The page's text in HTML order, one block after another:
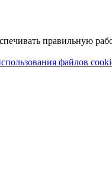
правильную
файлов